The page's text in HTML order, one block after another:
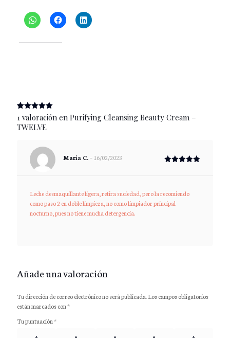
Valorado
con5.00
de 5 en
1
de un
cliente
1 valoración en Purifying Cleansing Beauty Cream –
TWELVE
María C.–16/02/2023
Leche desmaquillante ligera, retira suciedad, pero la recomiendo
como paso 2 en doble limpieza, no como limpiador principal
nocturno, pues no tiene mucha detergencia.
Añade una valoración
Tu dirección de correo electrónico no será publicada.Los campos obligatorios
están marcados con*
Tu puntuación*